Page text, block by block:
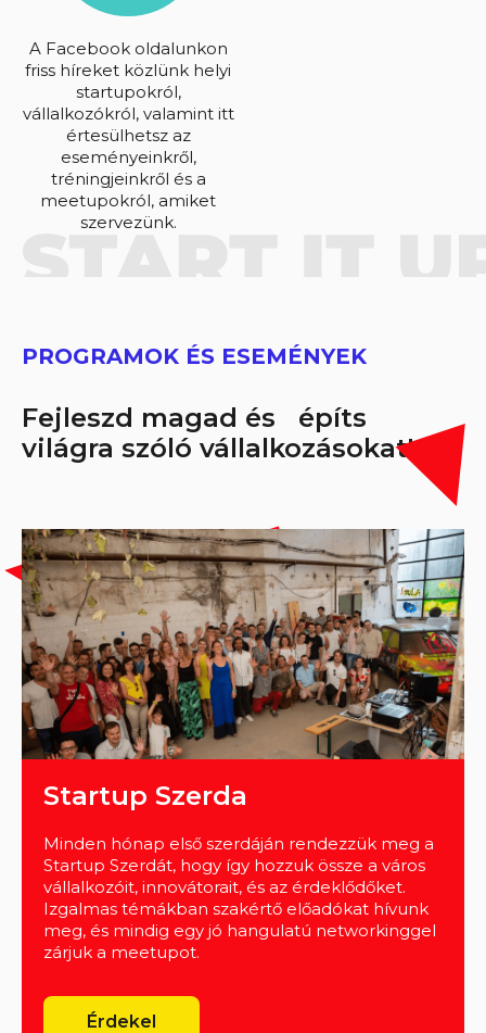
A Facebook oldalunkon
friss híreket közlünk helyi
startupokról,
vállalkozókról, valamint itt
értesülhetsz az
eseményeinkről,
tréningjeinkről és a
meetupokról, amiket
szervezünk.
PROGRAMOK ÉS ESEMÉNYEK
Fejleszd magad és építs
világra szóló vállalkozásokat!
Startup Szerda
Minden hónap első szerdáján rendezzük meg a
Startup Szerdát, hogy így hozzuk össze a város
vállalkozóit, innovátorait, és az érdeklődőket.
Izgalmas témákban szakértő előadókat hívunk
meg, és mindig egy jó hangulatú networkinggel
zárjuk a meetupot.
Érdekel